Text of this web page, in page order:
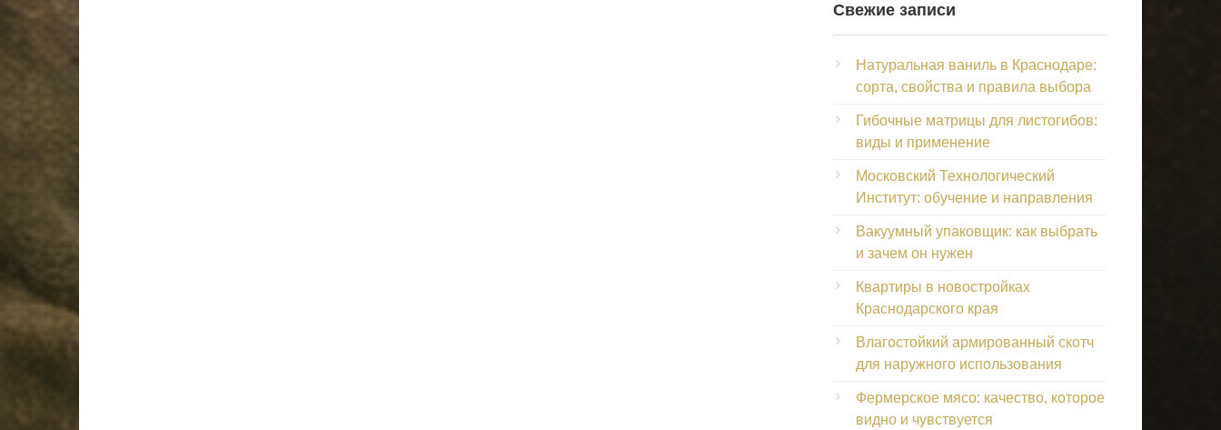
Свежие записи
Натуральная ваниль в Краснодаре:
сорта, свойства и правила выбора
Гибочные матрицы для листогибов:
виды и применение
Московский Технологический
Институт: обучение и направления
Вакуумный упаковщик: как выбрать
и зачем он нужен
Квартиры в новостройках
Краснодарского края
Влагостойкий армированный скотч
для наружного использования
Фермерское мясо: качество, которое
видно и чувствуется